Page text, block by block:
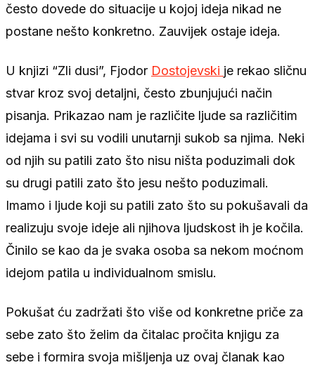
često dovede do situacije u kojoj ideja nikad ne
postane nešto konkretno. Zauvijek ostaje ideja.
U knjizi “Zli dusi”, Fjodor Dostojevski je rekao sličnu
stvar kroz svoj detaljni, često zbunjujući način
pisanja. Prikazao nam je različite ljude sa različitim
idejama i svi su vodili unutarnji sukob sa njima. Neki
od njih su patili zato što nisu ništa poduzimali dok
su drugi patili zato što jesu nešto poduzimali.
Imamo i ljude koji su patili zato što su pokušavali da
realizuju svoje ideje ali njihova ljudskost ih je kočila.
Činilo se kao da je svaka osoba sa nekom moćnom
idejom patila u individualnom smislu.
Pokušat ću zadržati što više od konkretne priče za
sebe zato što želim da čitalac pročita knjigu za
sebe i formira svoja mišljenja uz ovaj članak kao